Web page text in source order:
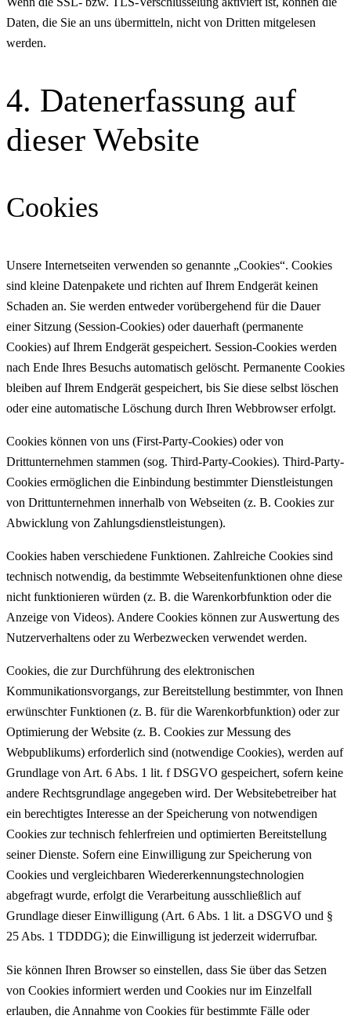
Daten, die Sie an uns übermitteln, nicht von Dritten mitgelesen
werden.
4. Datenerfassung auf
dieser Website
Cookies
Unsere Internetseiten verwenden so genannte „Cookies“. Cookies
sind kleine Datenpakete und richten auf Ihrem Endgerät keinen
Schaden an. Sie werden entweder vorübergehend für die Dauer
einer Sitzung (Session-Cookies) oder dauerhaft (permanente
Cookies) auf Ihrem Endgerät gespeichert. Session-Cookies werden
nach Ende Ihres Besuchs automatisch gelöscht. Permanente Cookies
bleiben auf Ihrem Endgerät gespeichert, bis Sie diese selbst löschen
oder eine automatische Löschung durch Ihren Webbrowser erfolgt.
Cookies können von uns (First-Party-Cookies) oder von
Drittunternehmen stammen (sog. Third-Party-Cookies). Third-Party-
Cookies ermöglichen die Einbindung bestimmter Dienstleistungen
von Drittunternehmen innerhalb von Webseiten (z. B. Cookies zur
Abwicklung von Zahlungsdienstleistungen).
Cookies haben verschiedene Funktionen. Zahlreiche Cookies sind
technisch notwendig, da bestimmte Webseitenfunktionen ohne diese
nicht funktionieren würden (z. B. die Warenkorbfunktion oder die
Anzeige von Videos). Andere Cookies können zur Auswertung des
Nutzerverhaltens oder zu Werbezwecken verwendet werden.
Cookies, die zur Durchführung des elektronischen
Kommunikationsvorgangs, zur Bereitstellung bestimmter, von Ihnen
erwünschter Funktionen (z. B. für die Warenkorbfunktion) oder zur
Optimierung der Website (z. B. Cookies zur Messung des
Webpublikums) erforderlich sind (notwendige Cookies), werden auf
Grundlage von Art. 6 Abs. 1 lit. f DSGVO gespeichert, sofern keine
andere Rechtsgrundlage angegeben wird. Der Websitebetreiber hat
ein berechtigtes Interesse an der Speicherung von notwendigen
Cookies zur technisch fehlerfreien und optimierten Bereitstellung
seiner Dienste. Sofern eine Einwilligung zur Speicherung von
Cookies und vergleichbaren Wiedererkennungstechnologien
abgefragt wurde, erfolgt die Verarbeitung ausschließlich auf
Grundlage dieser Einwilligung (Art. 6 Abs. 1 lit. a DSGVO und §
25 Abs. 1 TDDDG); die Einwilligung ist jederzeit widerrufbar.
Sie können Ihren Browser so einstellen, dass Sie über das Setzen
von Cookies informiert werden und Cookies nur im Einzelfall
erlauben, die Annahme von Cookies für bestimmte Fälle oder